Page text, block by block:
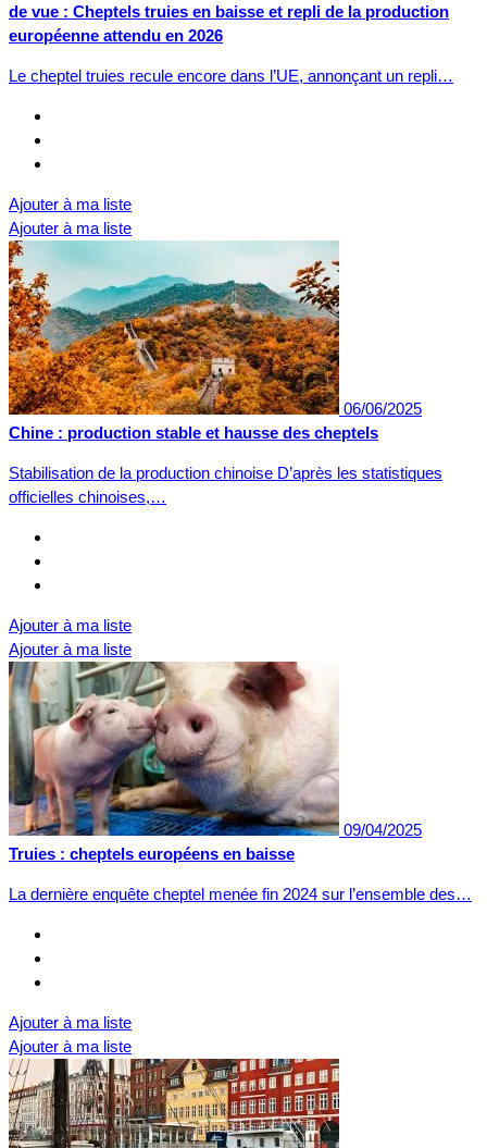
de vue : Cheptels truies en baisse et repli de la production
européenne attendu en 2026
Le cheptel truies recule encore dans l’UE, annonçant un repli…
Ajouter à ma liste
Ajouter à ma liste
06/06/2025
Chine : production stable et hausse des cheptels
Stabilisation de la production chinoise D’après les statistiques
officielles chinoises,…
Ajouter à ma liste
Ajouter à ma liste
09/04/2025
Truies : cheptels européens en baisse
La dernière enquête cheptel menée fin 2024 sur l’ensemble des…
Ajouter à ma liste
Ajouter à ma liste